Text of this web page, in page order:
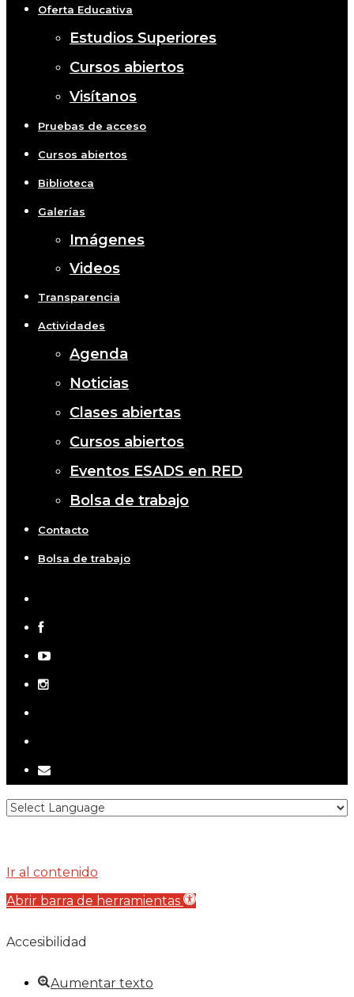
Oferta Educativa
Estudios Superiores
Cursos abiertos
Visítanos
Pruebas de acceso
Cursos abiertos
Biblioteca
Galerías
Imágenes
Videos
Transparencia
Actividades
Agenda
Noticias
Clases abiertas
Cursos abiertos
Eventos ESADS en RED
Bolsa de trabajo
Contacto
Bolsa de trabajo
twitter
facebook
youtube
instagram
email
Ir al contenido
Abrir barra de herramientas
Accesibilidad
Aumentar texto